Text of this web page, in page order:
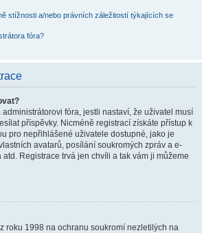
stížnosti a/nebo právních záležitostí týkajících se
fóra?
fóra, jestli nastaví, že uživatel musí
příspěvky. Nicméně registrací získáte přístup k
pro nepřihlášené uživatele dostupné, jako je
avatarů, posílání soukromých zpráv a e-
Registrace trvá jen chvíli a tak vám ji můžeme
roku 1998 na ochranu soukromí nezletilých na